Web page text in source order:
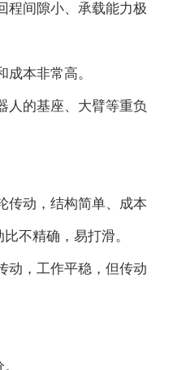
程间隙小、承载能力极
成本非常高。
人的基座、大臂等重负
传动，结构简单、成本
不精确，易打滑。
动，工作平稳，但传动